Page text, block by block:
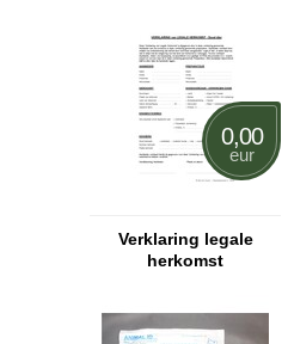
0,00
eur
Verklaring legale
herkomst